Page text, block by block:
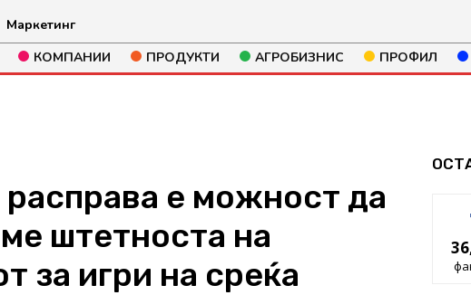
Маркетинг
КОМПАНИИ ПРОДУКТИ АГРОБИЗНИС ПРОФИЛ
е можност да
штетноста на
за игри на среќа